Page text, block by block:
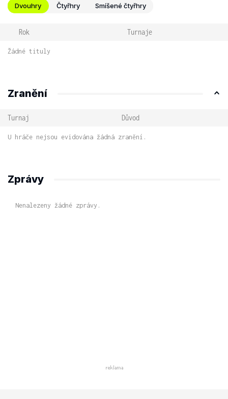
Dvouhry Čtyřhry Smíšené čtyřhry
Rok Turnaje
Žádné tituly
Zranění
Turnaj Důvod
U hráče nejsou evidována žádná zranění.
Zprávy
Nenalezeny žádné zprávy.